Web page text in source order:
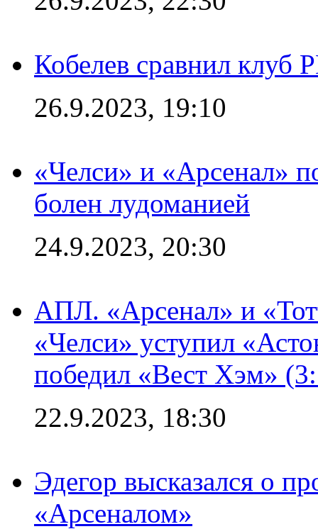
Кобелев сравнил клуб
26.9.2023, 19:10
«Челси» и «Арсенал»
болен лудоманией
24.9.2023, 20:30
АПЛ. «Арсенал» и
«Челси» уступил
победил «Вест Хэм»
22.9.2023, 18:30
Эдегор высказался о
«Арсеналом»